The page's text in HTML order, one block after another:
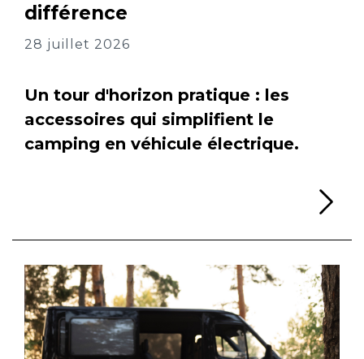
différence
28 juillet 2026
Un tour d'horizon pratique : les
accessoires qui simplifient le
camping en véhicule électrique.